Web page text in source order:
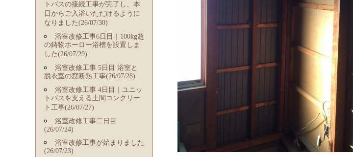
トバスの接続工事が完了し、本
日からご入浴いただけるように
なりました(26/07/30)
浴室改修工事6日目｜100kg超
の鋳物ホーロー浴槽を設置しま
した(26/07/29)
浴室改修工事 5日目 浴室と
脱衣室の窓断熱工事(26/07/28)
浴室改修工事 4日目｜ユニッ
トバスを支える土間コンクリー
ト工事(26/07/27)
浴室改修工事二日目
(26/07/24)
浴室改修工事が始まりました
(26/07/23)